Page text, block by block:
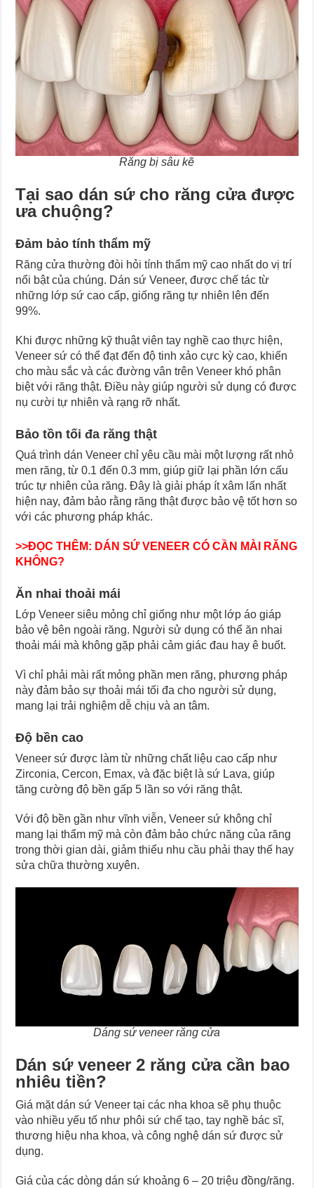
Răng bị sâu kẽ
Tại sao dán sứ cho răng cửa được
ưa chuộng?
Đảm bảo tính thẩm mỹ
Răng cửa thường đòi hỏi tính thẩm mỹ cao nhất do vị trí
nổi bật của chúng. Dán sứ Veneer, được chế tác từ
những lớp sứ cao cấp, giống răng tự nhiên lên đến
99%.
Khi được những kỹ thuật viên tay nghề cao thực hiện,
Veneer sứ có thể đạt đến độ tinh xảo cực kỳ cao, khiến
cho màu sắc và các đường vân trên Veneer khó phân
biệt với răng thật. Điều này giúp người sử dụng có được
nụ cười tự nhiên và rạng rỡ nhất.
Bảo tồn tối đa răng thật
Quá trình dán Veneer chỉ yêu cầu mài một lượng rất nhỏ
men răng, từ 0.1 đến 0.3 mm, giúp giữ lại phần lớn cấu
trúc tự nhiên của răng. Đây là giải pháp ít xâm lấn nhất
hiện nay, đảm bảo rằng răng thật được bảo vệ tốt hơn so
với các phương pháp khác.
>>ĐỌC THÊM: DÁN SỨ VENEER CÓ CẦN MÀI RĂNG
KHÔNG?
Ăn nhai thoải mái
Lớp Veneer siêu mỏng chỉ giống như một lớp áo giáp
bảo vệ bên ngoài răng. Người sử dụng có thể ăn nhai
thoải mái mà không gặp phải cảm giác đau hay ê buốt.
Vì chỉ phải mài rất mỏng phần men răng, phương pháp
này đảm bảo sự thoải mái tối đa cho người sử dụng,
mang lại trải nghiệm dễ chịu và an tâm.
Độ bền cao
Veneer sứ được làm từ những chất liệu cao cấp như
Zirconia, Cercon, Emax, và đặc biệt là sứ Lava, giúp
tăng cường độ bền gấp 5 lần so với răng thật.
Với độ bền gần như vĩnh viễn, Veneer sứ không chỉ
mang lại thẩm mỹ mà còn đảm bảo chức năng của răng
trong thời gian dài, giảm thiểu nhu cầu phải thay thế hay
sửa chữa thường xuyên.
Dáng sứ veneer răng cửa
Dán sứ veneer 2 răng cửa cần bao
nhiêu tiền?
Giá mặt dán sứ Veneer tại các nha khoa sẽ phụ thuộc
vào nhiều yếu tố như phôi sứ chế tạo, tay nghề bác sĩ,
thương hiệu nha khoa, và công nghệ dán sứ được sử
dụng.
Giá của các dòng dán sứ khoảng 6 – 20 triệu đồng/răng.